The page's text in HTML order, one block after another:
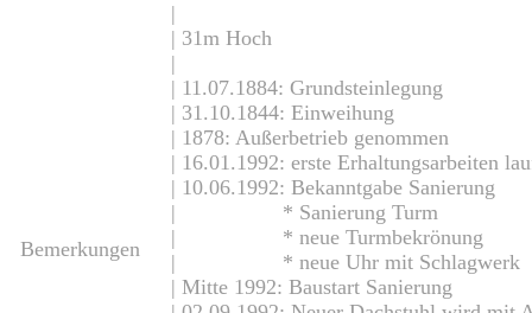
Bemerkungen
|
| 31m Hoch
|
| 11.07.1884: Grundsteinlegung
| 31.10.1844: Einweihung
| 1878: Außerbetrieb genommen
| 16.01.1992: erste Erhaltungsarbeiten
| 10.06.1992: Bekanntgabe Sanierung
| * Sanierung Turm
| * neue Turmbekrönung
| * neue Uhr mit Schlagwerk
| Mitte 1992: Baustart Sanierung